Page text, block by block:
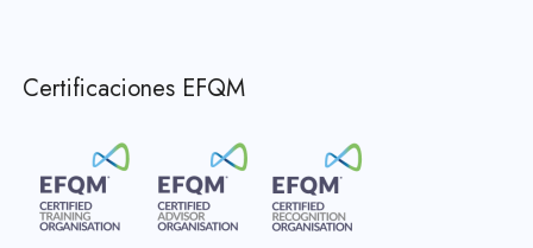
Certificaciones EFQM